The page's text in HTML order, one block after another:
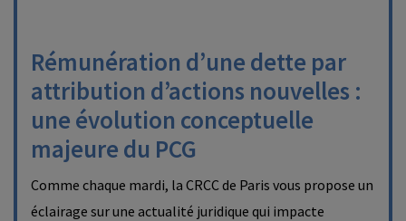
Rémunération d’une dette par
attribution d’actions nouvelles :
une évolution conceptuelle
majeure du PCG
Comme chaque mardi, la CRCC de Paris vous propose un
éclairage sur une actualité juridique qui impacte